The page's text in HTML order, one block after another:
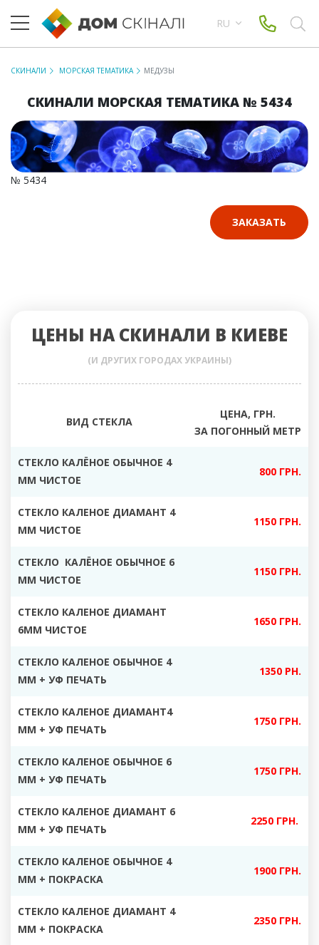
RU
СКИНАЛИ МОРСКАЯ ТЕМАТИКА МЕДУЗЫ
СКИНАЛИ МОРСКАЯ ТЕМАТИКА № 5434
№ 5434
ЗАКАЗАТЬ
ЦЕНЫ НА СКИНАЛИ В КИЕВЕ
(И ДРУГИХ ГОРОДАХ УКРАИНЫ)
ВИД СТЕКЛА
ЦЕНА, ГРН.
ЗА ПОГОННЫЙ МЕТР
СТЕКЛО КАЛЁНОЕ ОБЫЧНОЕ 4
ММ ЧИСТОЕ
800 ГРН.
СТЕКЛО КАЛЕНОЕ ДИАМАНТ 4
ММ ЧИСТОЕ
1150 ГРН.
СТЕКЛО КАЛЁНОЕ ОБЫЧНОЕ 6
ММ ЧИСТОЕ
1150 ГРН.
СТЕКЛО КАЛЕНОЕ ДИАМАНТ
6ММ ЧИСТОЕ
1650 ГРН.
СТЕКЛО КАЛЕНОЕ ОБЫЧНОЕ 4
ММ + УФ ПЕЧАТЬ
1350 РН.
СТЕКЛО КАЛЕНОЕ ДИАМАНТ4
ММ + УФ ПЕЧАТЬ
1750 ГРН.
СТЕКЛО КАЛЕНОЕ ОБЫЧНОЕ 6
ММ + УФ ПЕЧАТЬ
1750 ГРН.
СТЕКЛО КАЛЕНОЕ ДИАМАНТ 6
ММ + УФ ПЕЧАТЬ
2250 ГРН.
СТЕКЛО КАЛЕНОЕ ОБЫЧНОЕ 4
ММ + ПОКРАСКА
1900 ГРН.
СТЕКЛО КАЛЕНОЕ ДИАМАНТ 4
ММ + ПОКРАСКА
2350 ГРН.